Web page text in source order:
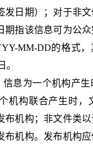
发日期）；对于非
期指该信息可为公
MM-DD的格式，
。
信息为一个机构产
机构联合产生时，
布机构；非文件类
布机构。发布机构